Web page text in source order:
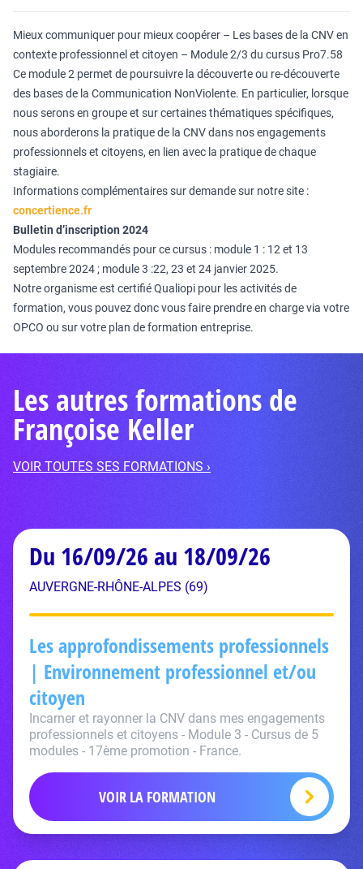
Mieux communiquer pour mieux coopérer – Les bases de la CNV en
contexte professionnel et citoyen – Module 2/3 du cursus Pro7.58
Ce module 2 permet de poursuivre la découverte ou re-découverte
des bases de la Communication NonViolente. En particulier, lorsque
nous serons en groupe et sur certaines thématiques spécifiques,
nous aborderons la pratique de la CNV dans nos engagements
professionnels et citoyens, en lien avec la pratique de chaque
stagiaire.
Informations complémentaires sur demande sur notre site :
concertience.fr
Bulletin d’inscription 2024
Modules recommandés pour ce cursus : module 1 : 12 et 13
septembre 2024 ; module 3 :22, 23 et 24 janvier 2025.
Notre organisme est certifié Qualiopi pour les activités de
formation, vous pouvez donc vous faire prendre en charge via votre
OPCO ou sur votre plan de formation entreprise.
Les autres formations de
Françoise Keller
VOIR TOUTES SES FORMATIONS ›
Du 16/09/26 au 18/09/26
AUVERGNE-RHÔNE-ALPES (69)
Les approfondissements professionnels
| Environnement professionnel et/ou
citoyen
Incarner et rayonner la CNV dans mes engagements
professionnels et citoyens - Module 3 - Cursus de 5
modules - 17ème promotion - France.
VOIR LA FORMATION